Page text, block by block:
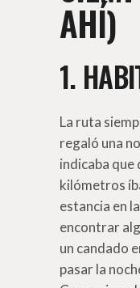
AHÍ)
1.
La ruta
regaló una
indicaba que
kilómetros
estancia en
encontrar
un candado
pasar la